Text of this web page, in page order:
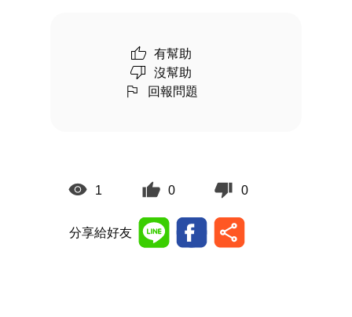
有幫助
沒幫助
回報問題
1 0 0
分享給好友